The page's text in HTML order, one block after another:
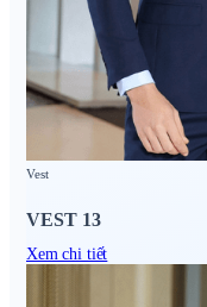
Vest
VEST 13
Xem chi tiết